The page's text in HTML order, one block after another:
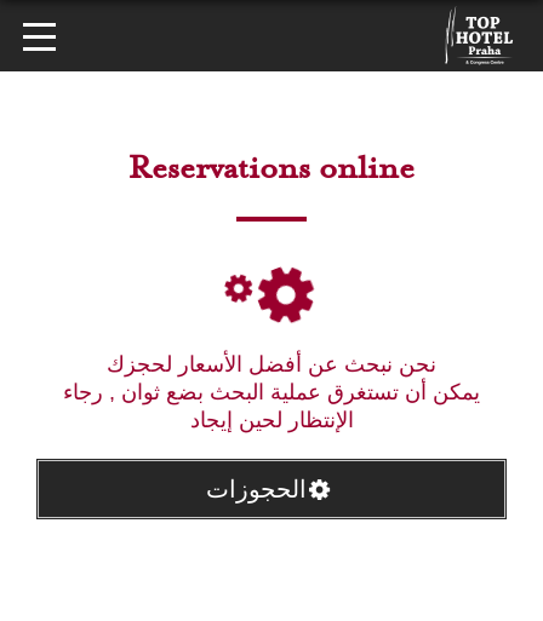
Reservations online
نحن نبحث عن أفضل الأسعار لحجزك
يمكن أن تستغرق عملية البحث بضع ثوان , رجاء
الإنتظار لحين إيجاد
الحجوزات